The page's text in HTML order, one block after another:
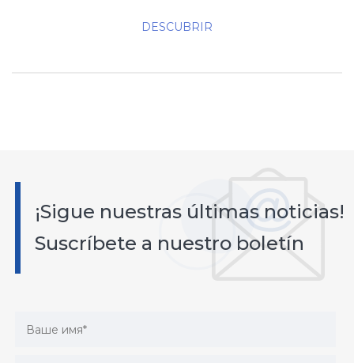
DESCUBRIR
¡Sigue nuestras últimas noticias!
Suscríbete a nuestro boletín